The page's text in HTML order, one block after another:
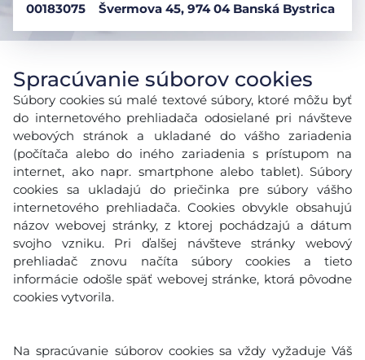
00183075
Švermova 45, 974 04 Banská Bystrica
Spracúvanie súborov cookies
Súbory cookies sú malé textové súbory, ktoré môžu byť
do internetového prehliadača odosielané pri návšteve
webových stránok a ukladané do vášho zariadenia
(počítača alebo do iného zariadenia s prístupom na
internet, ako napr. smartphone alebo tablet). Súbory
cookies sa ukladajú do priečinka pre súbory vášho
internetového prehliadača. Cookies obvykle obsahujú
názov webovej stránky, z ktorej pochádzajú a dátum
svojho vzniku. Pri ďalšej návšteve stránky webový
prehliadač znovu načíta súbory cookies a tieto
informácie odošle späť webovej stránke, ktorá pôvodne
cookies vytvorila.
Na spracúvanie súborov cookies sa vždy vyžaduje Váš